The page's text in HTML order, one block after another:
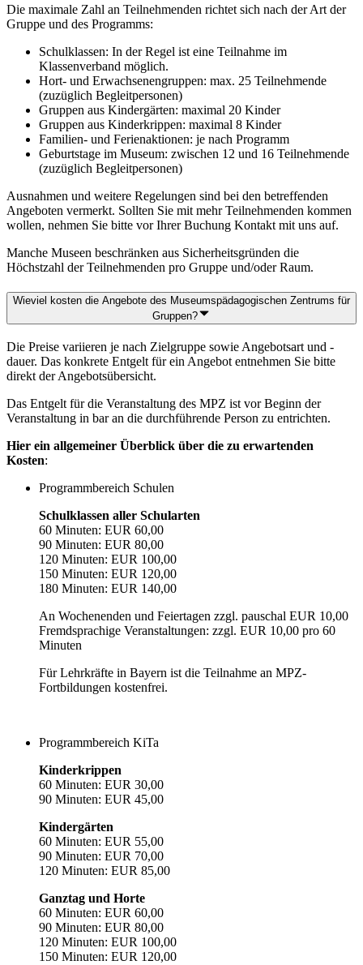
Die maximale Zahl an Teilnehmenden richtet sich nach der Art der
Gruppe und des Programms:
Schulklassen: In der Regel ist eine Teilnahme im
Klassenverband möglich.
Hort- und Erwachsenengruppen: max. 25 Teilnehmende
(zuzüglich Begleitpersonen)
Gruppen aus Kindergärten: maximal 20 Kinder
Gruppen aus Kinderkrippen: maximal 8 Kinder
Familien- und Ferienaktionen: je nach Programm
Geburtstage im Museum: zwischen 12 und 16 Teilnehmende
(zuzüglich Begleitpersonen)
Ausnahmen und weitere Regelungen sind bei den betreffenden
Angeboten vermerkt. Sollten Sie mit mehr Teilnehmenden kommen
wollen, nehmen Sie bitte vor Ihrer Buchung Kontakt mit uns auf.
Manche Museen beschränken aus Sicherheitsgründen die
Höchstzahl der Teilnehmenden pro Gruppe und/oder Raum.
Wieviel kosten die Angebote des Museumspädagogischen Zentrums für
Gruppen?
Die Preise variieren je nach Zielgruppe sowie Angebotsart und -
dauer. Das konkrete Entgelt für ein Angebot entnehmen Sie bitte
direkt der Angebotsübersicht.
Das Entgelt für die Veranstaltung des MPZ ist vor Beginn der
Veranstaltung in bar an die durchführende Person zu entrichten.
Hier ein allgemeiner Überblick über die zu erwartenden
Kosten:
Programmbereich Schulen
Schulklassen aller Schularten
60 Minuten: EUR 60,00
90 Minuten: EUR 80,00
120 Minuten: EUR 100,00
150 Minuten: EUR 120,00
180 Minuten: EUR 140,00
An Wochenenden und Feiertagen zzgl. pauschal EUR 10,00
Fremdsprachige Veranstaltungen: zzgl. EUR 10,00 pro 60
Minuten
Für Lehrkräfte in Bayern ist die Teilnahme an MPZ-
Fortbildungen kostenfrei.
Programmbereich KiTa
Kinderkrippen
60 Minuten: EUR 30,00
90 Minuten: EUR 45,00
Kindergärten
60 Minuten: EUR 55,00
90 Minuten: EUR 70,00
120 Minuten: EUR 85,00
Ganztag und Horte
60 Minuten: EUR 60,00
90 Minuten: EUR 80,00
120 Minuten: EUR 100,00
150 Minuten: EUR 120,00